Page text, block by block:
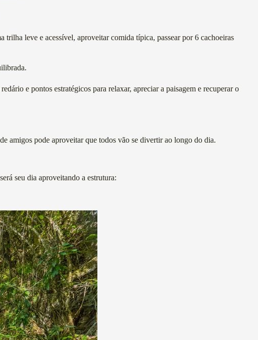
leve e acessível, aproveitar comida típica, passear por 6 cachoeiras
e pontos estratégicos para relaxar, apreciar a paisagem e recuperar o
amigos pode aproveitar que todos vão se divertir ao longo do dia.
seu dia aproveitando a estrutura: